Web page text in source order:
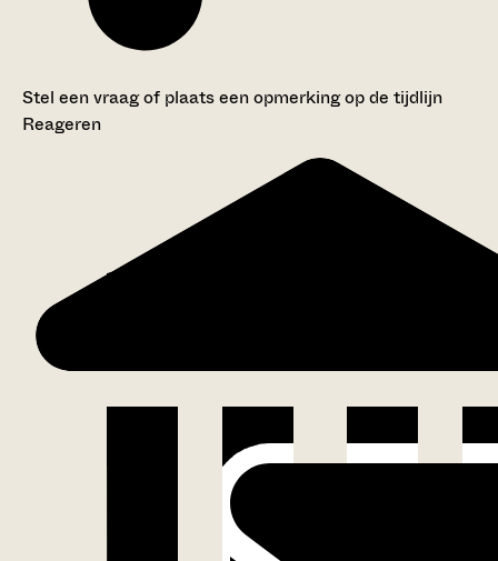
Stel een vraag of plaats een opmerking op de tijdlijn
Reageren